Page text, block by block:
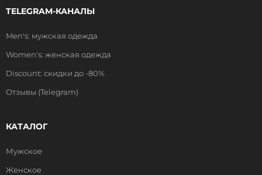
TELEGRAM-КАНАЛЫ
Men's: мужская одежда
Women's: женская одежда
Discount: скидки до -80%
Отзывы (Telegram)
КАТАЛОГ
Мужское
Женское